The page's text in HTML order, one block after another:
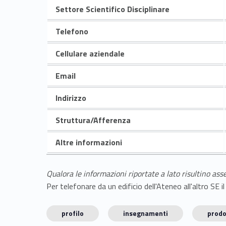
Settore Scientifico Disciplinare
Telefono
Cellulare aziendale
Email
Indirizzo
Struttura/Afferenza
Altre informazioni
Qualora le informazioni riportate a lato risultino
Per telefonare da un edificio dell'Ateneo all'altro
profilo insegnamenti